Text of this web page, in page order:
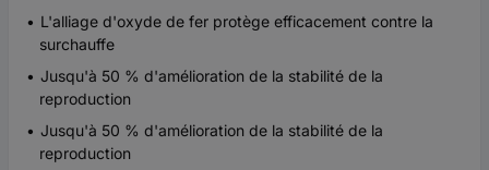
L'alliage d'oxyde de fer protège efficacement contre la
surchauffe
Jusqu'à 50 % d'amélioration de la stabilité de la
reproduction
Jusqu'à 50 % d'amélioration de la stabilité de la
reproduction